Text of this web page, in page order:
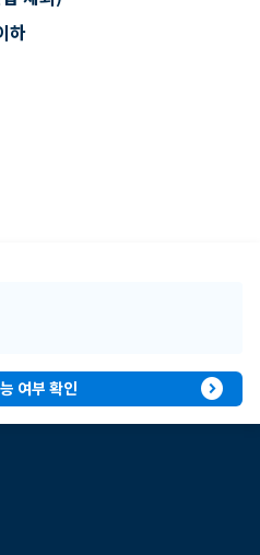
하
여부 확인 expand_circle_right